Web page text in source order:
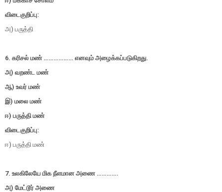
விடைகுறிப்பு:
அ) பருத்தி
6. கரிசல் மண் ……………… எனவும் அழைக்கப்படுகிறது.
அ) வறண்ட மண்
ஆ) உவர் மண்
இ) மலை மண்
ஈ) பருத்தி மண்
விடைகுறிப்பு:
ஈ) பருத்தி மண்
7. உலகிலேயே மிக நீளமான அணை ………….
அ) மேட்டூர் அணை